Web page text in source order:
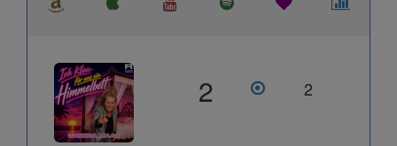
2 2